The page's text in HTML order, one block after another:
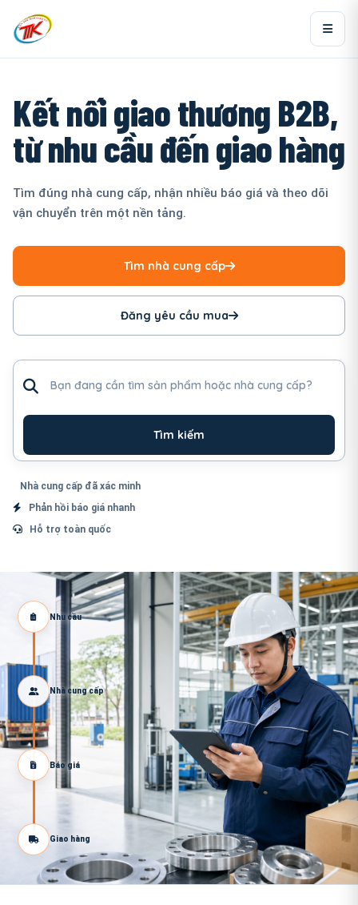
Kết nối giao thương B2B,
từ nhu cầu đến giao hàng
Tìm đúng nhà cung cấp, nhận nhiều báo giá và theo dõi
vận chuyển trên một nền tảng.
Tìm nhà cung cấp
Đăng yêu cầu mua
Tìm kiếm
Nhà cung cấp đã xác minh
Phản hồi báo giá nhanh
Hỗ trợ toàn quốc
Nhu cầu
Nhà cung cấp
Báo giá
Giao hàng